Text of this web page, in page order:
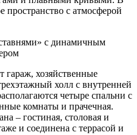
пространство с атмосферой
хозяйственные
холл с внутренней
четыре спальни с
комнаты и прачечная.
– гостиная, столовая и
и соединена с террасой и